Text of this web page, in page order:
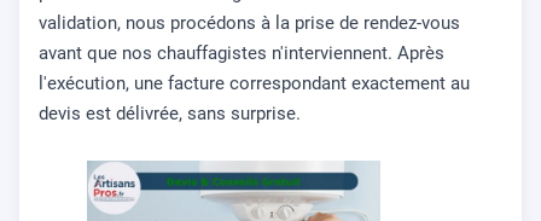
validation, nous procédons à la prise de rendez-vous
avant que nos chauffagistes n'interviennent. Après
l'exécution, une facture correspondant exactement au
devis est délivrée, sans surprise.